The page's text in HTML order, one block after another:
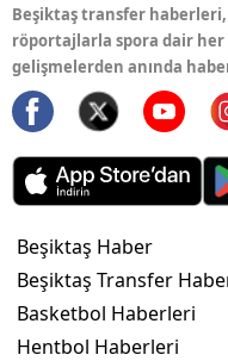
Beşiktaş transfer haberleri,
röportajlarla spora dair her
gelişmelerden anında
Beşiktaş Haber
Beşiktaş Transfer
Basketbol Haberleri
Hentbol Haberleri